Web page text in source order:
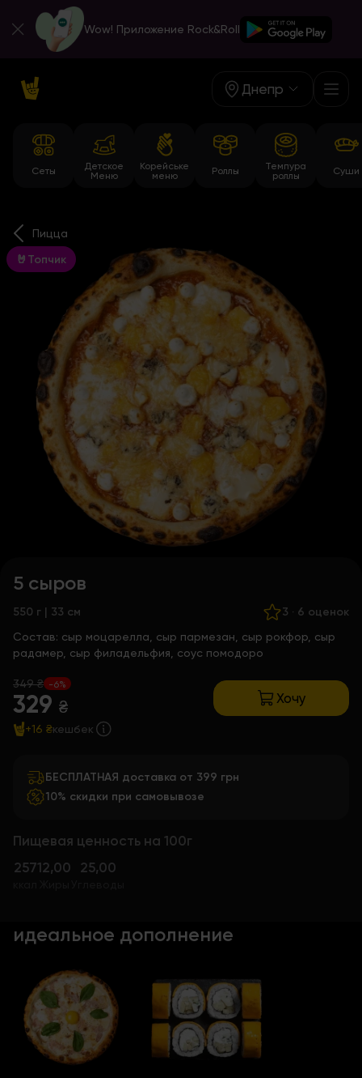
Wow! Приложение Rock&Roll
Днепр
Сеты
Детское
Меню
Корейське
меню
Роллы
Темпура
роллы
Суши
Пицца
🤘Топчик
5 сыров
550 г | 33 см 3 · 6 оценок
Состав: сыр моцарелла, сыр пармезан, сыр рокфор, сыр
радамер, сыр филадельфия, соус помодоро
349 ₴ -6%
329 ₴ Хочу
+16 ₴кешбек
БЕСПЛАТНАЯ доставка от 399 грн
10% скидки при самовывозе
Пищевая ценность на 100г
25712,00 25,00
идеальное дополнение